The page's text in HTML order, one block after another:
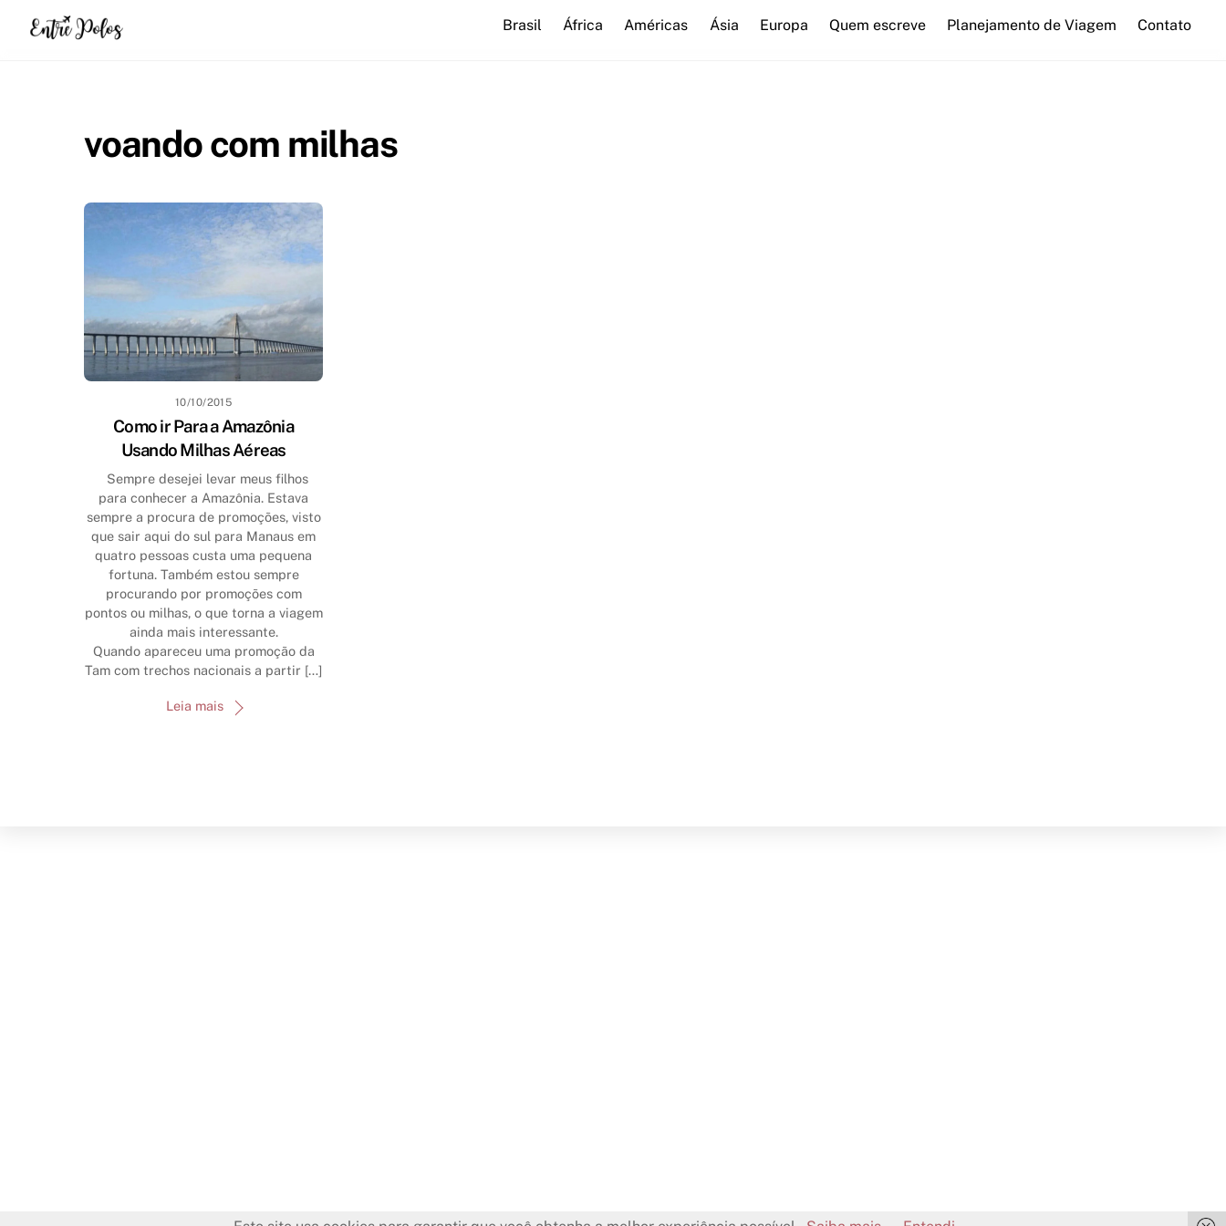
Brasil África Américas Ásia Europa Quem escreve Planejamento de Viagem Contato
voando com milhas
10/10/2015
Como ir Para a Amazônia
Usando Milhas Aéreas
Sempre desejei levar meus filhos
para conhecer a Amazônia. Estava
sempre a procura de promoções, visto
que sair aqui do sul para Manaus em
quatro pessoas custa uma pequena
fortuna. Também estou sempre
procurando por promoções com
pontos ou milhas, o que torna a viagem
ainda mais interessante.
Quando apareceu uma promoção da
Tam com trechos nacionais a partir […]
Leia mais